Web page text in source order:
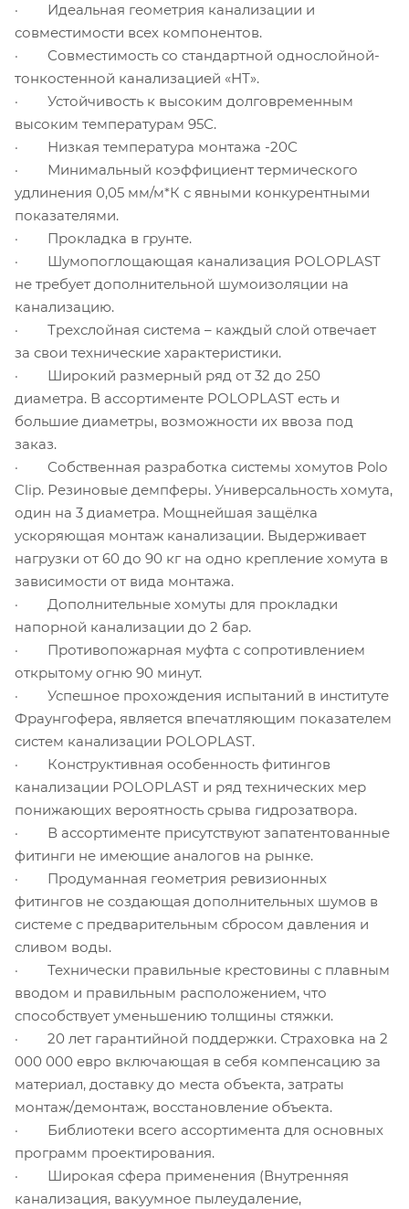
· Идеальная геометрия канализации и
совместимости всех компонентов.
· Совместимость со стандартной однослойной-
тонкостенной канализацией «НТ».
· Устойчивость к высоким долговременным
высоким температурам 95С.
· Низкая температура монтажа -20С
· Минимальный коэффициент термического
удлинения 0,05 мм/м*К с явными конкурентными
показателями.
· Прокладка в грунте.
· Шумопоглощающая канализация POLOPLAST
не требует дополнительной шумоизоляции на
канализацию.
· Трехслойная система – каждый слой отвечает
за свои технические характеристики.
· Широкий размерный ряд от 32 до 250
диаметра. В ассортименте POLOPLAST есть и
большие диаметры, возможности их ввоза под
заказ.
· Собственная разработка системы хомутов Polo
Clip. Резиновые демпферы. Универсальность хомута,
один на 3 диаметра. Мощнейшая защёлка
ускоряющая монтаж канализации. Выдерживает
нагрузки от 60 до 90 кг на одно крепление хомута в
зависимости от вида монтажа.
· Дополнительные хомуты для прокладки
напорной канализации до 2 бар.
· Противопожарная муфта с сопротивлением
открытому огню 90 минут.
· Успешное прохождения испытаний в институте
Фраунгофера, является впечатляющим показателем
систем канализации POLOPLAST.
· Конструктивная особенность фитингов
канализации POLOPLAST и ряд технических мер
понижающих вероятность срыва гидрозатвора.
· В ассортименте присутствуют запатентованные
фитинги не имеющие аналогов на рынке.
· Продуманная геометрия ревизионных
фитингов не создающая дополнительных шумов в
системе с предварительным сбросом давления и
сливом воды.
· Технически правильные крестовины с плавным
вводом и правильным расположением, что
способствует уменьшению толщины стяжки.
· 20 лет гарантийной поддержки. Страховка на 2
000 000 евро включающая в себя компенсацию за
материал, доставку до места объекта, затраты
монтаж/демонтаж, восстановление объекта.
· Библиотеки всего ассортимента для основных
программ проектирования.
· Широкая сфера применения (Внутренняя
канализация, вакуумное пылеудаление,